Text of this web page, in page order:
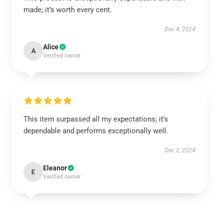
made; it’s worth every cent.
Dec 4, 2024
A Alice
Verified owner
This item surpassed all my expectations; it’s
dependable and performs exceptionally well.
Dec 2, 2024
E Eleanor
Verified owner